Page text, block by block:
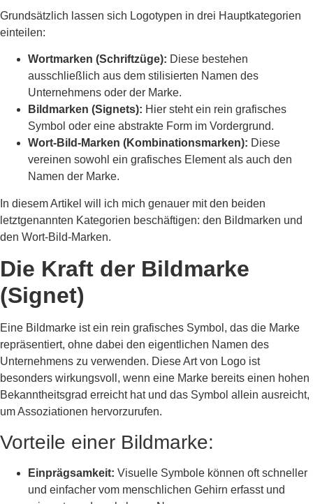
Grundsätzlich lassen sich Logotypen in drei Hauptkategorien
einteilen:
Wortmarken (Schriftzüge): Diese bestehen
ausschließlich aus dem stilisierten Namen des
Unternehmens oder der Marke.
Bildmarken (Signets): Hier steht ein rein grafisches
Symbol oder eine abstrakte Form im Vordergrund.
Wort-Bild-Marken (Kombinationsmarken): Diese
vereinen sowohl ein grafisches Element als auch den
Namen der Marke.
In diesem Artikel will ich mich genauer mit den beiden
letztgenannten Kategorien beschäftigen: den Bildmarken und
den Wort-Bild-Marken.
Die Kraft der Bildmarke
(Signet)
Eine Bildmarke ist ein rein grafisches Symbol, das die Marke
repräsentiert, ohne dabei den eigentlichen Namen des
Unternehmens zu verwenden. Diese Art von Logo ist
besonders wirkungsvoll, wenn eine Marke bereits einen hohen
Bekanntheitsgrad erreicht hat und das Symbol allein ausreicht,
um Assoziationen hervorzurufen.
Vorteile einer Bildmarke:
Einprägsamkeit: Visuelle Symbole können oft schneller
und einfacher vom menschlichen Gehirn erfasst und